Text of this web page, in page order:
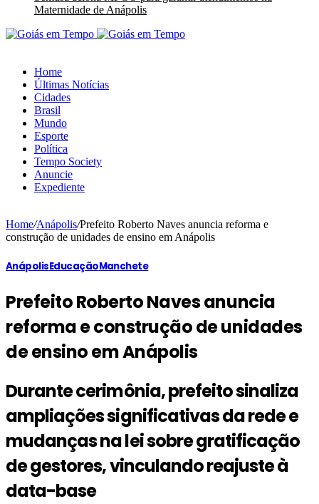
Maternidade de Anápolis
Home
Últimas Notícias
Cidades
Brasil
Mundo
Esporte
Política
Tempo Society
Anuncie
Expediente
Home/Anápolis/Prefeito Roberto Naves anuncia reforma e
construção de unidades de ensino em Anápolis
AnápolisEducaçãoManchete
Prefeito Roberto Naves anuncia
reforma e construção de unidades
de ensino em Anápolis
Durante cerimônia, prefeito sinaliza
ampliações significativas da rede e
mudanças na lei sobre gratificação
de gestores, vinculando reajuste à
data-base